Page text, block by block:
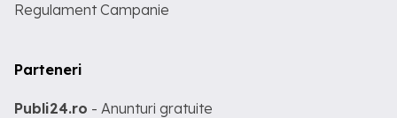
Regulament Campanie
Parteneri
Publi24.ro - Anunturi gratuite